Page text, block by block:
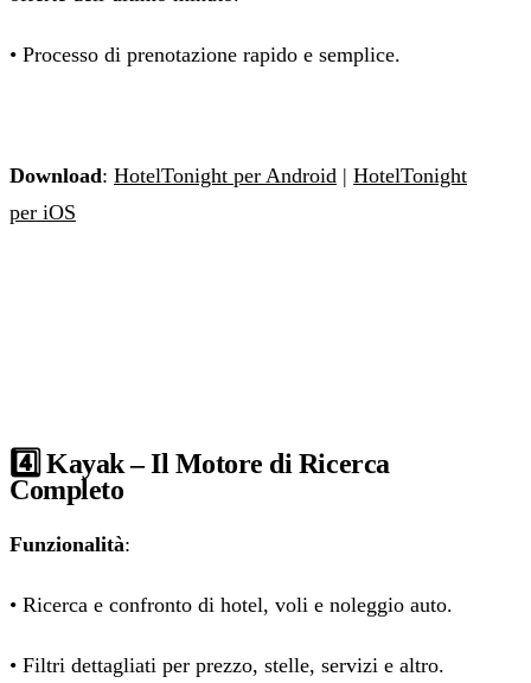
• Processo di prenotazione rapido e semplice.
Download: HotelTonight per Android | HotelTonight
per iOS
4️⃣ Kayak – Il Motore di Ricerca
Completo
Funzionalità:
• Ricerca e confronto di hotel, voli e noleggio auto.
• Filtri dettagliati per prezzo, stelle, servizi e altro.